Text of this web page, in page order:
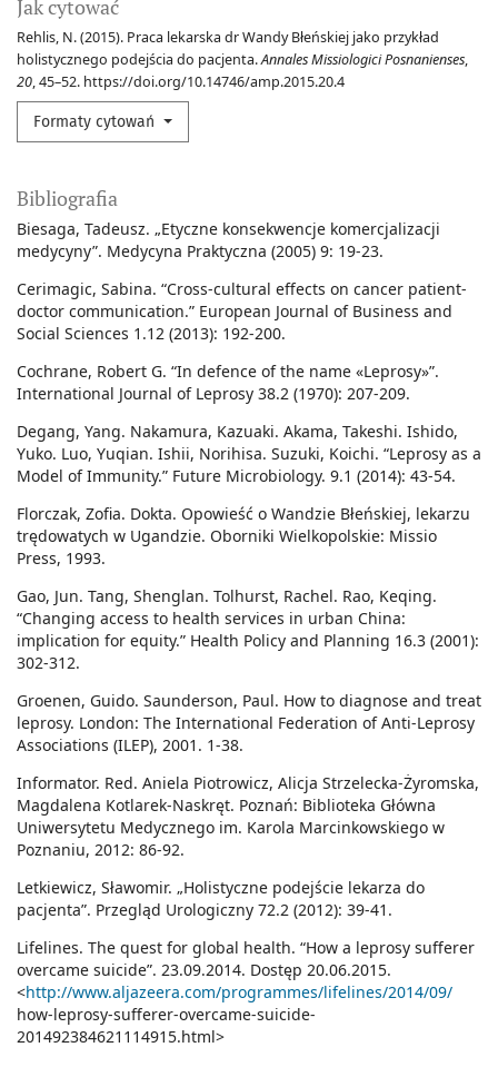
Jak cytować
Rehlis, N. (2015). Praca lekarska dr Wandy Błeńskiej jako przykład
holistycznego podejścia do pacjenta.Annales Missiologici Posnanienses,
20, 45–52. https://doi.org/10.14746/amp.2015.20.4
Formaty cytowań
Bibliografia
Biesaga, Tadeusz. „Etyczne konsekwencje komercjalizacji
medycyny”. Medycyna Praktyczna (2005) 9: 19-23.
Cerimagic, Sabina. “Cross-cultural effects on cancer patient-
doctor communication.” European Journal of Business and
Social Sciences 1.12 (2013): 192-200.
Cochrane, Robert G. “In defence of the name «Leprosy»”.
International Journal of Leprosy 38.2 (1970): 207-209.
Degang, Yang. Nakamura, Kazuaki. Akama, Takeshi. Ishido,
Yuko. Luo, Yuqian. Ishii, Norihisa. Suzuki, Koichi. “Leprosy as a
Model of Immunity.” Future Microbiology. 9.1 (2014): 43-54.
Florczak, Zofia. Dokta. Opowieść o Wandzie Błeńskiej, lekarzu
trędowatych w Ugandzie. Oborniki Wielkopolskie: Missio
Press, 1993.
Gao, Jun. Tang, Shenglan. Tolhurst, Rachel. Rao, Keqing.
“Changing access to health services in urban China:
implication for equity.” Health Policy and Planning 16.3 (2001):
302-312.
Groenen, Guido. Saunderson, Paul. How to diagnose and treat
leprosy. London: The International Federation of Anti-Leprosy
Associations (ILEP), 2001. 1-38.
Informator. Red. Aniela Piotrowicz, Alicja Strzelecka-Żyromska,
Magdalena Kotlarek-Naskręt. Poznań: Biblioteka Główna
Uniwersytetu Medycznego im. Karola Marcinkowskiego w
Poznaniu, 2012: 86-92.
Letkiewicz, Sławomir. „Holistyczne podejście lekarza do
pacjenta”. Przegląd Urologiczny 72.2 (2012): 39-41.
Lifelines. The quest for global health. “How a leprosy sufferer
overcame suicide”. 23.09.2014. Dostęp 20.06.2015.
<http://www.aljazeera.com/programmes/lifelines/2014/09/
how-leprosy-sufferer-overcame-suicide-
201492384621114915.html>